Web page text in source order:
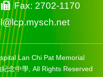
Fax: 2702-1170
Lan Chi Pat Memorial
念中學, All Rights Reserved